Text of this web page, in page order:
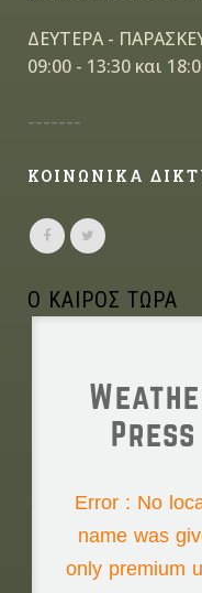
ΔΕΥΤΕΡΑ -
09:00 - 13:30 και
-------
ΚΟΙΝΩΝΙΚΑ
Ο ΚΑΙΡΟΣ ΤΩΡΑ
Press
Error : No
name was
only premium
Thursday the